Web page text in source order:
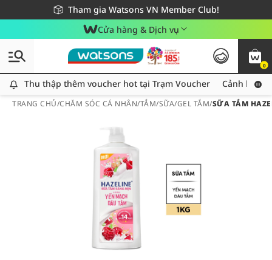
Tham gia Watsons VN Member Club!
Miễn phí giao hàng cho đơn hàng từ 249,000Đ
Giao hàng nhanh 24h - Áp dụng khu vực TP. Hồ Chí Minh
Cửa hàng & Dịch vụ
0
Thu thập thêm voucher hot tại Trạm Voucher
Thu thập thêm voucher hot tại Trạm Voucher Cảnh báo
TRANG CHỦ/CHĂM SÓC CÁ NHÂN/TẮM/SỮA/GEL TẮM/SỮA TẮM